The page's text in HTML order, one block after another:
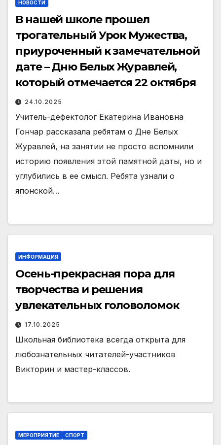
НОВОСТИ
В нашей школе прошел
трогательный Урок Мужества,
приуроченный к замечательной
дате – Дню Белых Журавлей,
который отмечается 22 октября
24.10.2025
Учитель-дефектолог Екатерина Ивановна
Гончар рассказала ребятам о Дне Белых
Журавлей, на занятии не просто вспомнили
историю появления этой памятной даты, но и
углубились в ее смысл. Ребята узнали о
японской…
ИНФОРМАЦИЯ
Осень-прекрасная пора для
творчества и решения
увлекательных головоломок
17.10.2025
Школьная библиотека всегда открыта для
любознательных читателей-участников
Викторин и мастер-классов.
МЕРОПРИЯТИЕ СПОРТ